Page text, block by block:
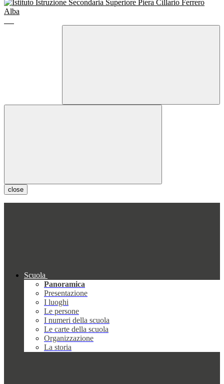
close
Scuola
Panoramica
Presentazione
I luoghi
Le persone
I numeri della scuola
Le carte della scuola
Organizzazione
La storia